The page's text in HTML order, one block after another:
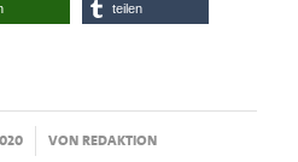
teilen
VONREDAKTION